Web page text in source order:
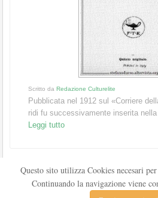
Scritto da Redazione Culturelite
Pubblicata nel 1912 sul «Corriere
ridi fu successivamente inserita
Leggi tutto
Questo sito utilizza Cookies necesari
Continuando la navigazione viene